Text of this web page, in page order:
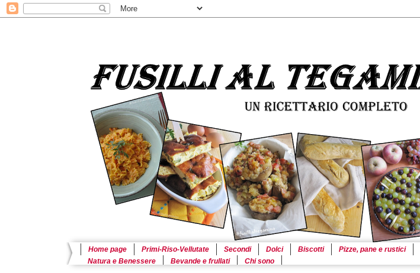
Home page Primi-Riso-Vellutate Secondi Dolci Biscotti Pizze, pane e rustici
Natura e Benessere
Bevande e frullati Chi sono